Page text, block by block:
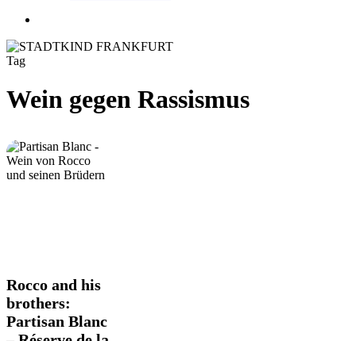
Tag
Wein gegen Rassismus
Rocco
and
his
brothers:
Rocco and his
brothers:
Partisan Blanc